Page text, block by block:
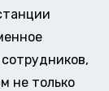
не только